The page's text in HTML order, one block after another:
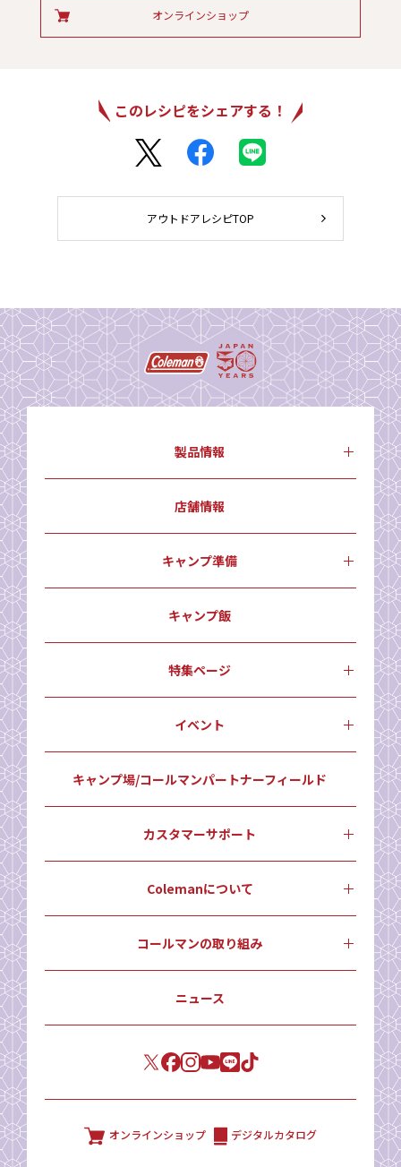
オンラインショップ
このレシピをシェアする！
アウトドアレシピTOP
製品情報
店舗情報
キャンプ準備
キャンプ飯
特集ページ
イベント
キャンプ場/コールマンパートナーフィールド
カスタマーサポート
Colemanについて
コールマンの取り組み
ニュース
オンラインショップ デジタルカタログ